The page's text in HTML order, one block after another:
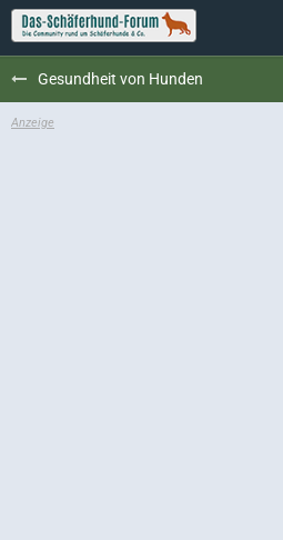
Gesundheit von Hunden